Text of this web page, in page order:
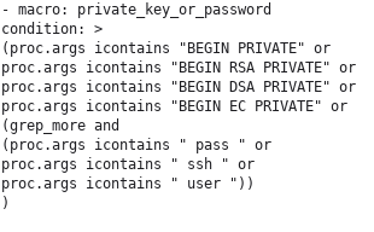
- macro: private_key_or_password
condition: >
(proc.args icontains "BEGIN PRIVATE" or
proc.args icontains "BEGIN RSA PRIVATE" or
proc.args icontains "BEGIN DSA PRIVATE" or
proc.args icontains "BEGIN EC PRIVATE" or
(grep_more and
(proc.args icontains " pass " or
proc.args icontains " ssh " or
proc.args icontains " user "))
)